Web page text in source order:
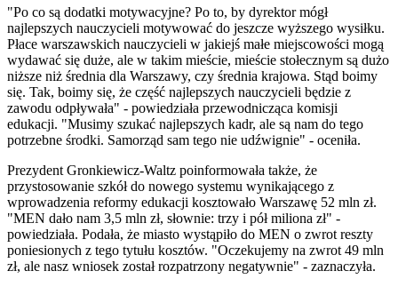
"Po co są dodatki motywacyjne? Po to, by dyrektor mógł
najlepszych nauczycieli motywować do jeszcze wyższego wysiłku.
Płace warszawskich nauczycieli w jakiejś małe miejscowości mogą
wydawać się duże, ale w takim mieście, mieście stołecznym są dużo
niższe niż średnia dla Warszawy, czy średnia krajowa. Stąd boimy
się. Tak, boimy się, że część najlepszych nauczycieli będzie z
zawodu odpływała" - powiedziała przewodnicząca komisji
edukacji. "Musimy szukać najlepszych kadr, ale są nam do tego
potrzebne środki. Samorząd sam tego nie udźwignie" - oceniła.
Prezydent Gronkiewicz-Waltz poinformowała także, że
przystosowanie szkół do nowego systemu wynikającego z
wprowadzenia reformy edukacji kosztowało Warszawę 52 mln zł.
"MEN dało nam 3,5 mln zł, słownie: trzy i pół miliona zł" -
powiedziała. Podała, że miasto wystąpiło do MEN o zwrot reszty
poniesionych z tego tytułu kosztów. "Oczekujemy na zwrot 49 mln
zł, ale nasz wniosek został rozpatrzony negatywnie" - zaznaczyła.